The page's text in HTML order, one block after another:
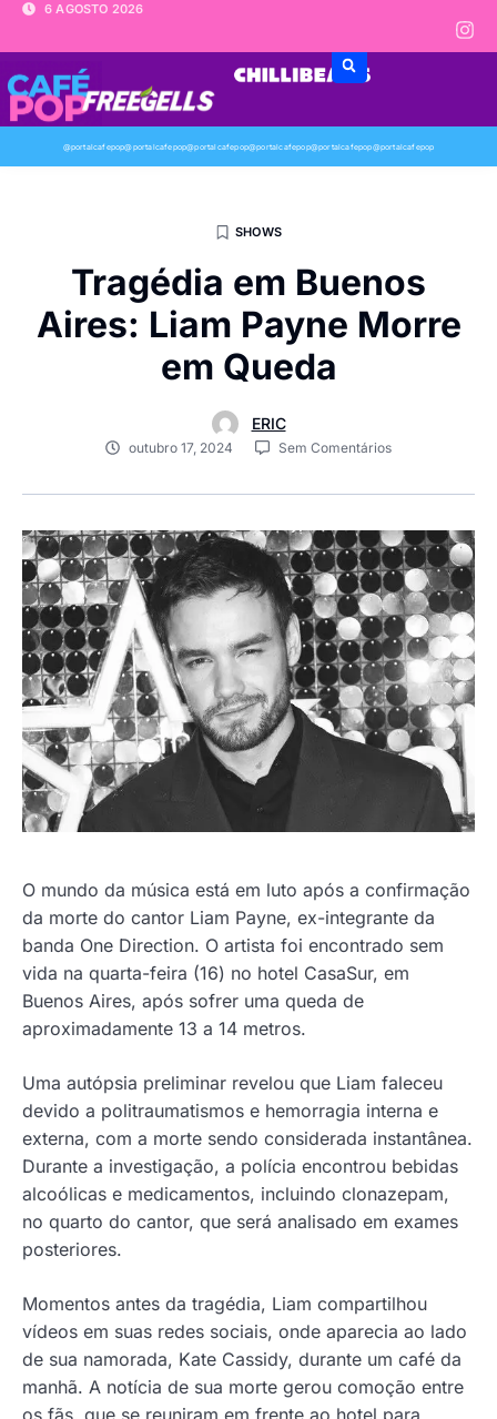
6 AGOSTO 2026
@portalcafepop@portalcafepop@portalcafepop@portalcafepop@portalcafepop@portalcafepop
SHOWS
Tragédia em Buenos
Aires: Liam Payne Morre
em Queda
ERIC
outubro 17, 2024 Sem Comentários
O mundo da música está em luto após a confirmação
da morte do cantor Liam Payne, ex-integrante da
banda One Direction. O artista foi encontrado sem
vida na quarta-feira (16) no hotel CasaSur, em
Buenos Aires, após sofrer uma queda de
aproximadamente 13 a 14 metros.
Uma autópsia preliminar revelou que Liam faleceu
devido a politraumatismos e hemorragia interna e
externa, com a morte sendo considerada instantânea.
Durante a investigação, a polícia encontrou bebidas
alcoólicas e medicamentos, incluindo clonazepam,
no quarto do cantor, que será analisado em exames
posteriores.
Momentos antes da tragédia, Liam compartilhou
vídeos em suas redes sociais, onde aparecia ao lado
de sua namorada, Kate Cassidy, durante um café da
manhã. A notícia de sua morte gerou comoção entre